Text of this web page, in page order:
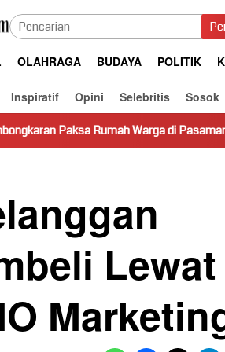
OLAHRAGA BUDAYA POLITIK
Inspiratif Opini Selebritis Sosok
Rumah Warga di Pasaman Tanpa Dasar
Lewat